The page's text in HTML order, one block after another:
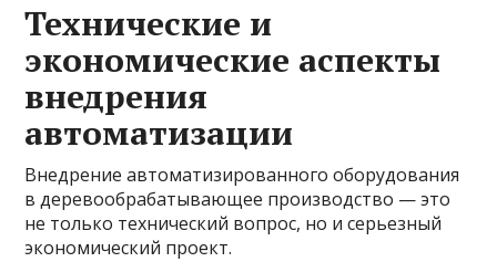
Технические и
экономические аспекты
внедрения
автоматизации
Внедрение автоматизированного оборудования
в деревообрабатывающее производство — это
не только технический вопрос, но и серьезный
экономический проект.